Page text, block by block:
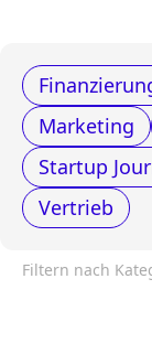
Marketing
Startup
Vertrieb
Filtern nach